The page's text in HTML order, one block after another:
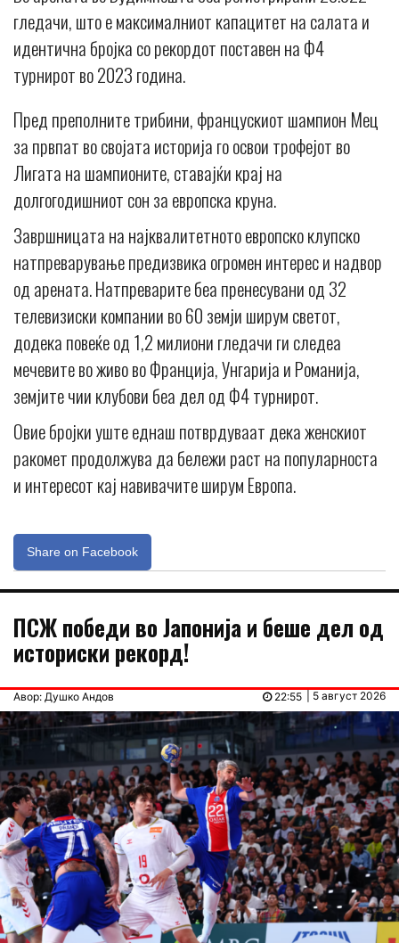
гледачи, што е максималниот капацитет на салата и
идентична бројка со рекордот поставен на Ф4
турнирот во 2023 година.
Пред преполните трибини, францускиот шампион Мец
за првпат во својата историја го освои трофејот во
Лигата на шампионите, ставајќи крај на
долгогодишниот сон за европска круна.
Завршницата на најквалитетното европско клупско
натпреварување предизвика огромен интерес и надвор
од арената. Натпреварите беа пренесувани од 32
телевизиски компании во 60 земји ширум светот,
додека повеќе од 1,2 милиони гледачи ги следеа
мечевите во живо во Франција, Унгарија и Романија,
земјите чии клубови беа дел од Ф4 турнирот.
Овие бројки уште еднаш потврдуваат дека женскиот
ракомет продолжува да бележи раст на популарноста
и интересот кај навивачите ширум Европа.
Share on Facebook
ПСЖ победи во Јапонија и беше дел од
историски рекорд!
Авор: Душко Андов | 5 август 2026
22:55